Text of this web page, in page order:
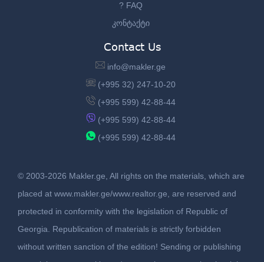
? FAQ
კონტაქტი
Contact Us
info@makler.ge
(+995 32) 247-10-20
(+995 599) 42-88-44
(+995 599) 42-88-44
(+995 599) 42-88-44
© 2003-2026 Makler.ge, All rights on the materials, which are
placed at www.makler.ge/www.realtor.ge, are reserved and
protected in conformity with the legislation of Republic of
Georgia. Republication of materials is strictly forbidden
without written sanction of the edition! Sending or publishing